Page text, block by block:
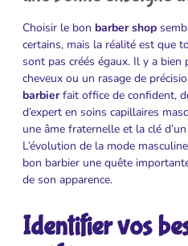
Choisir le bon barber shop
certains, mais la réalité est que
sont pas créés égaux. Il y a bien
cheveux ou un rasage de
barbierfait office de confident,
d’expert en soins capillaires
une âme fraternelle et la clé
L’évolution de la mode
bon barbier une quête
de son apparence.
Identifier vos